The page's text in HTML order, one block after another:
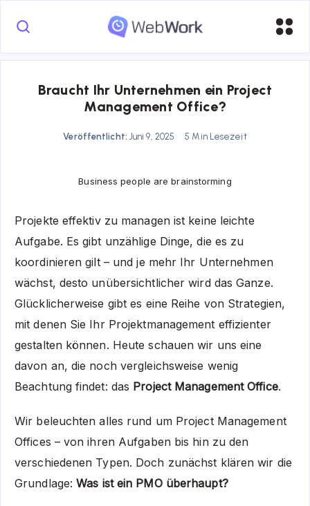
Braucht Ihr Unternehmen ein Project
Management Office?
Veröffentlicht: Juni 9, 2025 5 Min Lesezeit
Business people are brainstorming
Projekte effektiv zu managen ist keine leichte
Aufgabe. Es gibt unzählige Dinge, die es zu
koordinieren gilt – und je mehr Ihr Unternehmen
wächst, desto unübersichtlicher wird das Ganze.
Glücklicherweise gibt es eine Reihe von Strategien,
mit denen Sie Ihr Projektmanagement effizienter
gestalten können. Heute schauen wir uns eine
davon an, die noch vergleichsweise wenig
Beachtung findet: das Project Management Office.
Wir beleuchten alles rund um Project Management
Offices – von ihren Aufgaben bis hin zu den
verschiedenen Typen. Doch zunächst klären wir die
Grundlage:Was ist ein PMO überhaupt?